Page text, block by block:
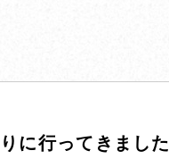
に行ってきました